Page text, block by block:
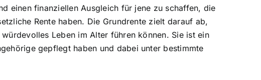
einen finanziellen Ausgleich für jene zu schaffen, die
Rente haben. Die Grundrente zielt darauf ab,
Leben im Alter führen können. Sie ist ein
gepflegt haben und dabei unter bestimmte